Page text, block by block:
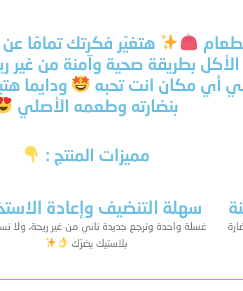
هتغيّر فكرتك تمامًا عن
بطريقة صحية وآمنة من غير
أي مكان انت تحبه
ودايما
بنضارته وطعمه الأصلي
مميزات المنتج :
سهلة التنضيف وإعادة
غسلة واحدة وترجع جديدة تاني من غير ريحة، ولا
بلاستيك يضرّك